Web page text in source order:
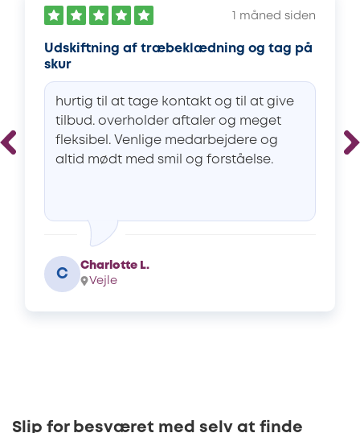
1 måned siden
Udskiftning af træbeklædning og tag på
skur
hurtig til at tage kontakt og til at give
tilbud. overholder aftaler og meget
fleksibel. Venlige medarbejdere og
altid mødt med smil og forståelse.
C
Charlotte L.
Vejle
Slip for besværet med selv at finde